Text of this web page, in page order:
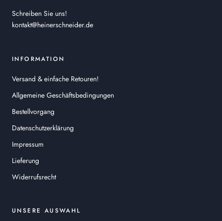
Schreiben Sie uns!
kontakt@heinerschneider.de
INFORMATION
Versand & einfache Retouren!
Allgemeine Geschäftsbedingungen
Bestellvorgang
Datenschutzerklärung
Impressum
Lieferung
Widerrufsrecht
UNSERE AUSWAHL